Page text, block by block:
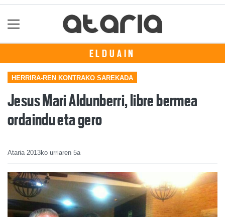
ELDUAIN
HERRIRA-REN KONTRAKO SAREKADA
Jesus Mari Aldunberri, libre bermea
ordaindu eta gero
Ataria 2013ko urriaren 5a